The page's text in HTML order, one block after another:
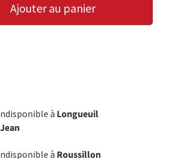
QUANTITÉ
Ajouter au panier
à Longueuil
à Roussillon